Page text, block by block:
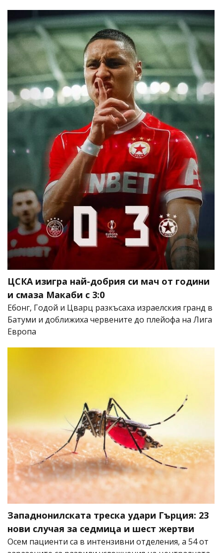
ЦСКА изигра най-добрия си мач от години
и смаза Макаби с 3:0
Ебонг, Годой и Цварц разкъсаха израелския гранд в
Батуми и доближиха червените до плейофа на Лига
Европа
Западнонилската треска удари Гърция: 23
нови случая за седмица и шест жертви
Осем пациенти са в интензивни отделения, а 54 от